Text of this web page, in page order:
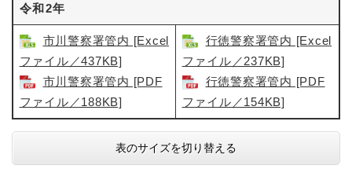
令和2年
市川警察署管内 [Excel
ファイル／437KB]
市川警察署管内 [PDF
ファイル／188KB]
行徳警察署管内 [Excel
ファイル／237KB]
行徳警察署管内​ [PDF
ファイル／154KB]
表のサイズを切り替える